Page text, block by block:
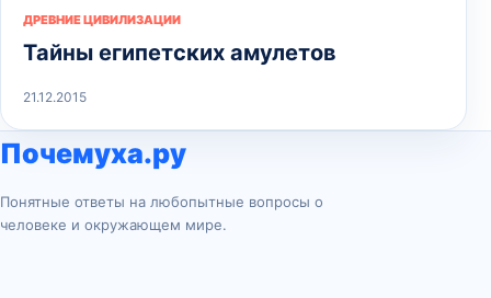
ДРЕВНИЕ ЦИВИЛИЗАЦИИ
Тайны египетских амулетов
21.12.2015
Почемуха.ру
Понятные ответы на любопытные вопросы о
человеке и окружающем мире.